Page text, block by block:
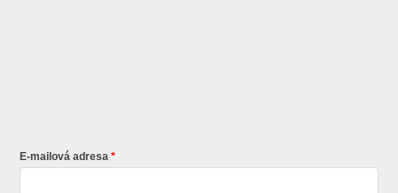
E-mailová adresa